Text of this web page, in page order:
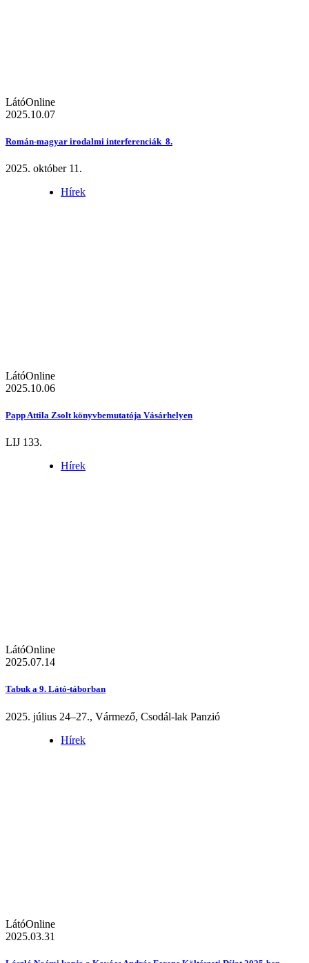
LátóOnline
2025.10.07
Román-magyar irodalmi interferenciák 8.
2025. október 11.
Hírek
LátóOnline
2025.10.06
Papp Attila Zsolt könyvbemutatója Vásárhelyen
LIJ 133.
Hírek
LátóOnline
2025.07.14
Tabuk a 9. Látó-táborban
2025. július 24–27., Vármező, Csodál-lak Panzió
Hírek
LátóOnline
2025.03.31